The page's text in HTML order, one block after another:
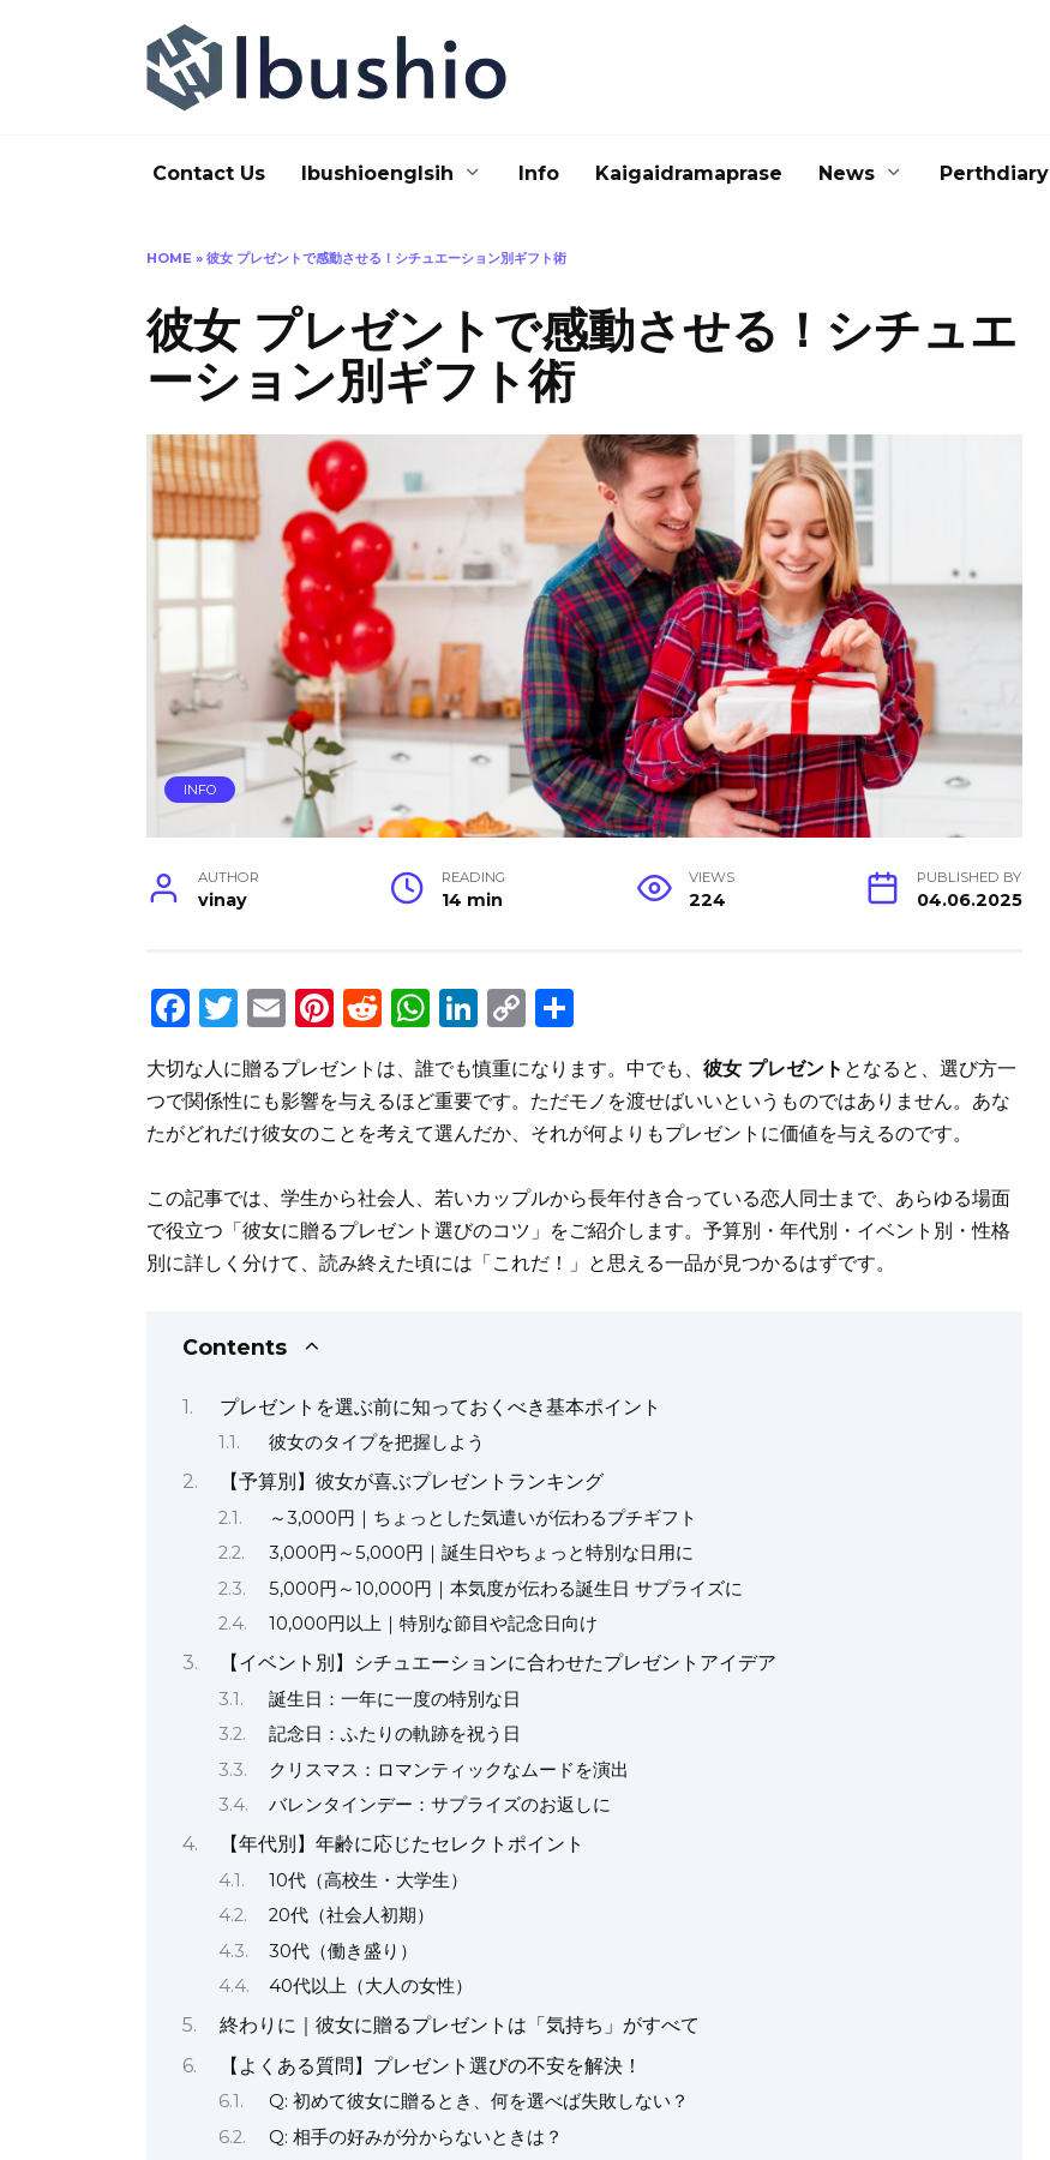
Contact Us Ibushioenglsih Info Kaigaidramaprase News Perthdiary
HOME » 彼女 プレゼントで感動させる！シチュエーション別ギフト術
彼女 プレゼントで感動させる！シチュエ
ーション別ギフト術
INFO
AUTHOR
vinay
READING
14 min
VIEWS
224
PUBLISHED BY
04.06.2025
F
c
e
o
o
k
T
it
te
E
m
ai
l
Pi
te
re
R
d
di
W
a
ts
p
p
Li
k
e
n
C
p
y
n
k
ar
e
大切な人に贈るプレゼントは、誰でも慎重になります。中でも、 彼女 プレゼント となると、選び方一
つで関係性にも影響を与えるほど重要です。ただモノを渡せばいいというものではありません。あな
たがどれだけ彼女のことを考えて選んだか、それが何よりもプレゼントに価値を与えるのです。
この記事では、学生から社会人、若いカップルから長年付き合っている恋人同士まで、あらゆる場面
で役立つ「彼女に贈るプレゼント選びのコツ」をご紹介します。予算別・年代別・イベント別・性格
別に詳しく分けて、読み終えた頃には「これだ！」と思える一品が見つかるはずです。
Contents
プレゼントを選ぶ前に知っておくべき基本ポイント
彼女のタイプを把握しよう
【予算別】彼女が喜ぶプレゼントランキング
～3,000円｜ちょっとした気遣いが伝わるプチギフト
3,000円～5,000円｜誕生日やちょっと特別な日用に
5,000円～10,000円｜本気度が伝わる誕生日 サプライズに
10,000円以上｜特別な節目や記念日向け
【イベント別】シチュエーションに合わせたプレゼントアイデア
誕生日：一年に一度の特別な日
記念日：ふたりの軌跡を祝う日
クリスマス：ロマンティックなムードを演出
バレンタインデー：サプライズのお返しに
【年代別】年齢に応じたセレクトポイント
10代（高校生・大学生）
20代（社会人初期）
30代（働き盛り）
40代以上（大人の女性）
終わりに｜彼女に贈るプレゼントは「気持ち」がすべて
【よくある質問】プレゼント選びの不安を解決！
Q: 初めて彼女に贈るとき、何を選べば失敗しない？
Q: 相手の好みが分からないときは？